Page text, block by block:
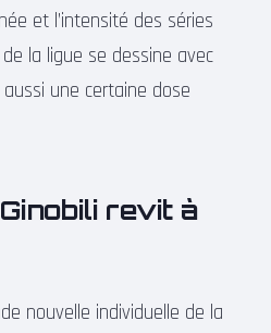
et l’intensité des séries
la ligue se dessine avec
une certaine dose
revit à
nouvelle individuelle de la